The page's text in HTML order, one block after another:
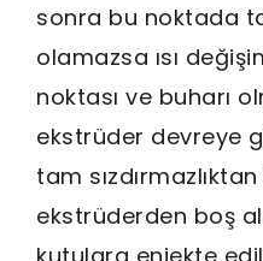
sonra bu noktada
olamazsa ısı
noktası ve buharı
ekstrüder devreye
tam sızdırmazlıktan
ekstrüderden boş